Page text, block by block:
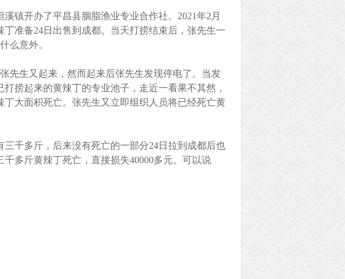
镇开办了平昌县胭脂渔业专业合作社。2021年2月
准备24日出售到成都。当天打捞结束后，张先生一
么意外。
先生又起来，然而起来后张先生发现停电了。当发
捞起来的黄辣丁的专业池子，走近一看果不其然，
大面积死亡。张先生又立即组织人员将已经死亡黄
千多斤，后来没有死亡的一部分24日拉到成都后也
多斤黄辣丁死亡，直接损失40000多元。可以说